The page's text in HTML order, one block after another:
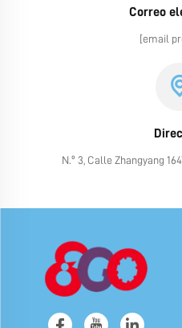
Correo
[email
N.º 3, Calle Zhangyang